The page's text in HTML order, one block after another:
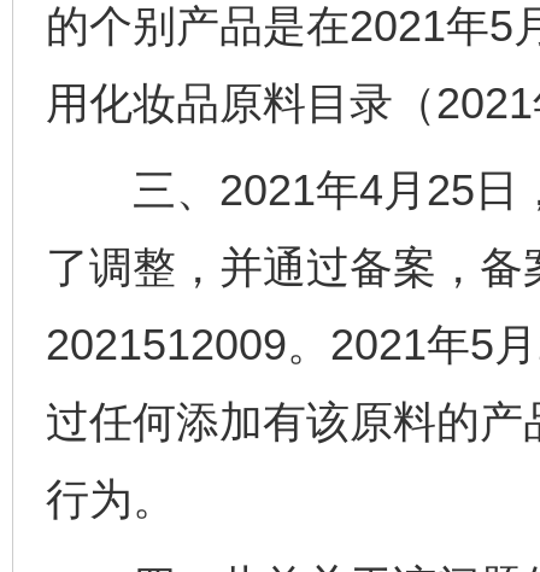
的个别产品是在2021年5
用化妆品原料目录（
三、2021年4月25日
了调整，并通过备案，
2021512009。2021年5
过任何添加有该原料的
行为。